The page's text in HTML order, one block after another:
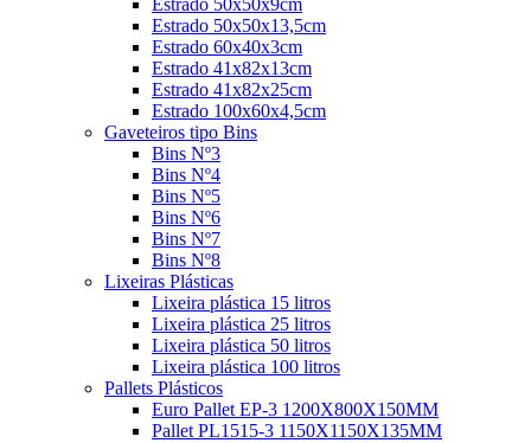
Estrado 50x50x9cm
Estrado 50x50x13,5cm
Estrado 60x40x3cm
Estrado 41x82x13cm
Estrado 41x82x25cm
Estrado 100x60x4,5cm
Gaveteiros tipo Bins
Bins Nº3
Bins Nº4
Bins Nº5
Bins Nº6
Bins Nº7
Bins Nº8
Lixeiras Plásticas
Lixeira plástica 15 litros
Lixeira plástica 25 litros
Lixeira plástica 50 litros
Lixeira plástica 100 litros
Pallets Plásticos
Euro Pallet EP-3 1200X800X150MM
Pallet PL1515-3 1150X1150X135MM